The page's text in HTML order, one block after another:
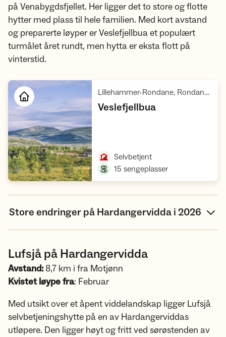
på Venabygdsfjellet. Her ligger det to store og flotte
hytter med plass til hele familien. Med kort avstand
og preparerte løyper er Veslefjellbua et populært
turmålet året rundt, men hytta er eksta flott på
vinterstid.
Lillehammer-Rondane, Rondane villreinområde 1
Veslefjellbua,
Selvbetjent,
15 sengeplasser,
Store endringer på Hardangervidda i 2026
Lufsjå på Hardangervidda
Avstand: 8,7 km i fra Motjønn
Kvistet løype fra: Februar
Med utsikt over et åpent viddelandskap ligger Lufsjå
selvbetjeningshytte på en av Hardangerviddas
utløpere. Den ligger høyt og fritt ved sørøstenden av